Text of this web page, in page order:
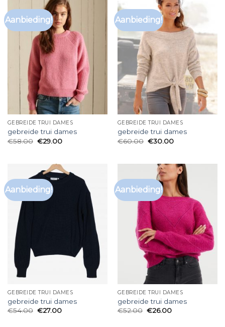
Aanbieding!
GEBREIDE TRUI DAMES
gebreide trui dames
€58.00 €29.00
Aanbieding!
GEBREIDE TRUI DAMES
gebreide trui dames
€60.00 €30.00
Aanbieding!
GEBREIDE TRUI DAMES
gebreide trui dames
€54.00 €27.00
Aanbieding!
GEBREIDE TRUI DAMES
gebreide trui dames
€52.00 €26.00